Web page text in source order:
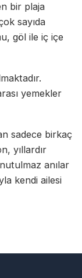
bir plaja
sayıda
göl ile iç içe
yemekler
sadece birkaç
yıllardır
anılar
kendi ailesi